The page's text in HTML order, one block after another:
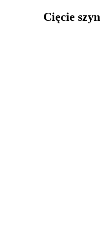
Cięcie szyn